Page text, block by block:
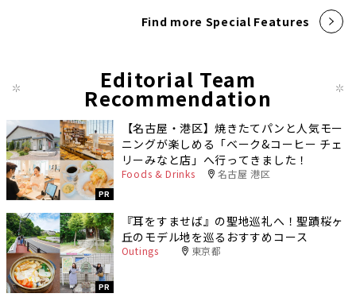
Find more Special Features
Editorial Team
Recommendation
PR
【名古屋・港区】焼きたてパンと人気モー
ニングが楽しめる「ベーク&コーヒー チェ
リーみなと店」へ行ってきました！
Foods & Drinks 名古屋 港区
PR
『耳をすませば』の聖地巡礼へ！聖蹟桜ヶ
丘のモデル地を巡るおすすめコース
Outings 東京都